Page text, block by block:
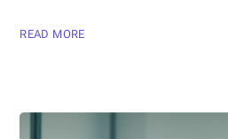
READ MORE